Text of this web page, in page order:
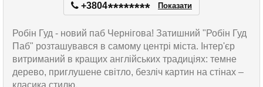
+3804******** Показати
Робін Гуд - новий паб Чернігова! Затишний "Робін Гуд
Паб" розташувався в самому центрі міста. Інтер'єр
витриманий в кращих англійських традиціях: темне
дерево, приглушене світло, безліч картин на стінах –
класика стилю.